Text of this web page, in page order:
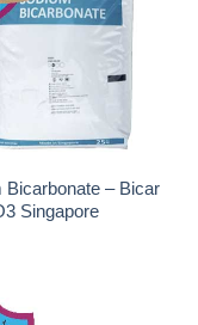
Bicarbonate – Bicar
Singapore